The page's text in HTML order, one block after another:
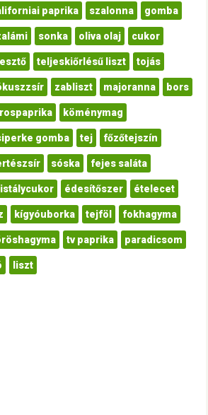
paprika szalonna gomba
sonka oliva olaj cukor
teljeskiőrlésű liszt tojás
zabliszt majoranna bors
köménymag
gomba tej főzőtejszín
sóska fejes saláta
édesítőszer ételecet
kígyóuborka tejföl fokhagyma
tv paprika paradicsom
liszt